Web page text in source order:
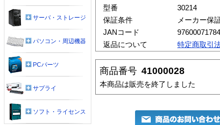
型番
30214
保証条件
メーカー保
JANコード
返品について
特定商取引
商品番号 41000028
本商品は販売を終了しました
サーバ・ストレージ
パソコン・周辺機器
PCパーツ
サプライ
ソフト・ライセンス